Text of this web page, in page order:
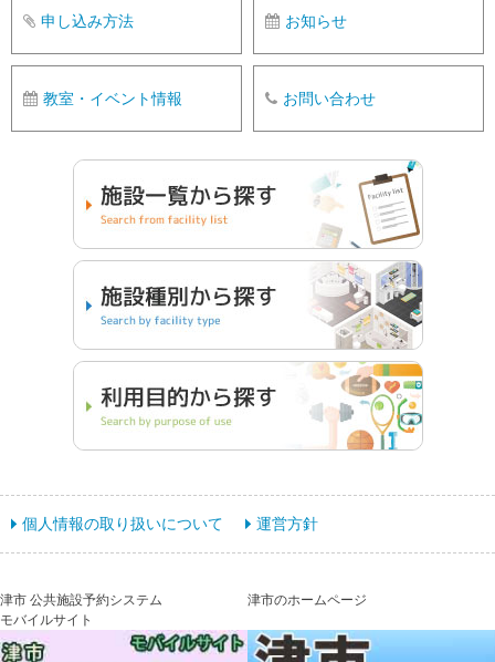
申し込み方法 お知らせ
教室・イベント情報 お問い合わせ
個人情報の取り扱いについて 運営方針
津市 公共施設予約システム
モバイルサイト
津市のホームページ